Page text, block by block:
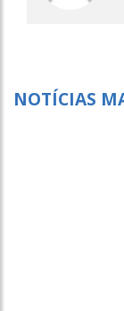
NOTÍCIAS